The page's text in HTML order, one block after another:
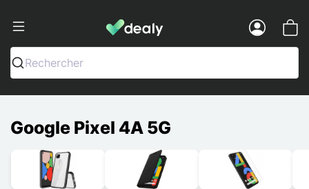
Dealy - Telefoonhoesjes en
Rechercher
Google Pixel 4A 5G